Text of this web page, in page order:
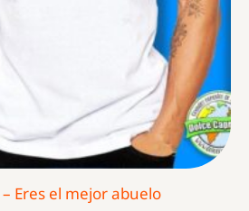
Eres el mejor abuelo